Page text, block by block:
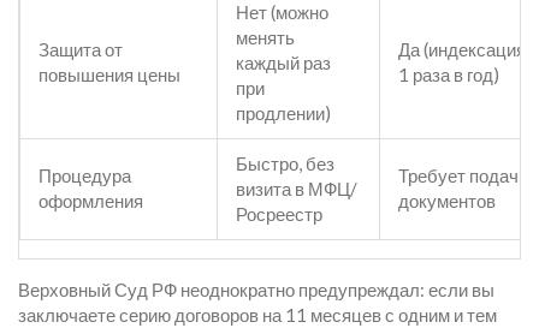
Защита от
повышения цены
Нет (можно
менять
каждый раз
при
продлении)
Да (индексация
1 раза в год)
Процедура
оформления
Быстро, без
визита в МФЦ/
Росреестр
Требует подачи
документов
Верховный Суд РФ неоднократно предупреждал: если вы
заключаете серию договоров на 11 месяцев с одним и тем